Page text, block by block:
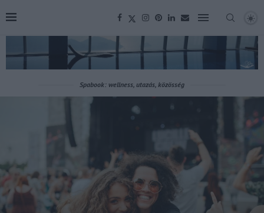
Spabook: wellness, utazás, közösség